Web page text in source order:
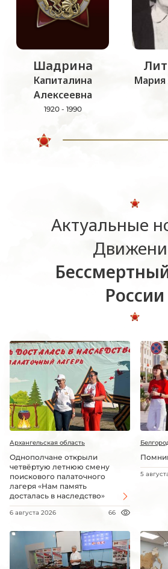
Шадрина
Капиталина
Алексеевна
1920 - 1990
Мария
Актуальные
России
Архангельская область
Однополчане открыли
четвёртую летнюю смену
поискового палаточного
лагеря «Нам память
досталась в наследство»
6 августа 2026 66
5